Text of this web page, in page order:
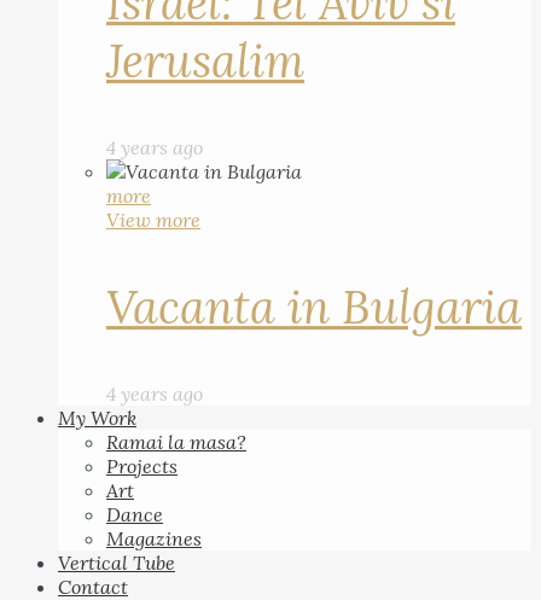
Jerusalim
4 years ago
more
View more
Vacanta in Bulgaria
4 years ago
My Work
Ramai la masa?
Projects
Art
Dance
Magazines
Vertical Tube
Contact